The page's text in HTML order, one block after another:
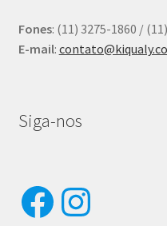
Fones: (11) 3275-1860 /
E-mail:
Siga-nos
Facebook